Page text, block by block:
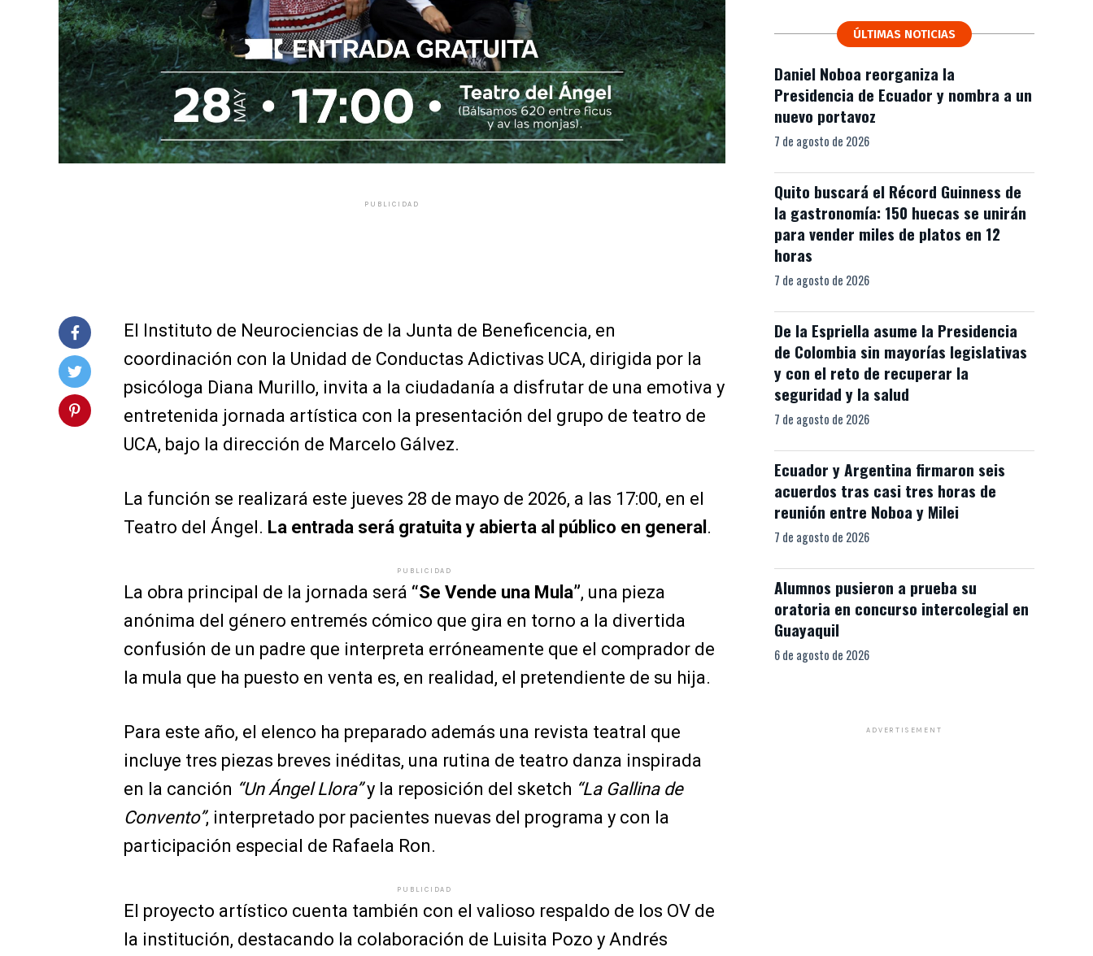
PUBLICIDAD
El Instituto de Neurociencias de la Junta de Beneficencia, en
coordinación con la Unidad de Conductas Adictivas UCA, dirigida por la
psicóloga Diana Murillo, invita a la ciudadanía a disfrutar de una emotiva y
entretenida jornada artística con la presentación del grupo de teatro de
UCA, bajo la dirección de Marcelo Gálvez.
La función se realizará este jueves 28 de mayo de 2026, a las 17:00, en el
Teatro del Ángel. La entrada será gratuita y abierta al público en general .
PUBLICIDAD
La obra principal de la jornada será “Se Vende una Mula”, una pieza
anónima del género entremés cómico que gira en torno a la divertida
confusión de un padre que interpreta erróneamente que el comprador de
la mula que ha puesto en venta es, en realidad, el pretendiente de su hija.
Para este año, el elenco ha preparado además una revista teatral que
incluye tres piezas breves inéditas, una rutina de teatro danza inspirada
en la canción “Un Ángel Llora”y la reposición del sketch “La Gallina de
Convento”, interpretado por pacientes nuevas del programa y con la
participación especial de Rafaela Ron.
PUBLICIDAD
El proyecto artístico cuenta también con el valioso respaldo de los OV de
la institución, destacando la colaboración de Luisita Pozo y Andrés
ÚLTIMAS NOTICIAS
Daniel Noboa reorganiza la
Presidencia de Ecuador y nombra a un
nuevo portavoz
7 de agosto de 2026
Quito buscará el Récord Guinness de
la gastronomía: 150 huecas se unirán
para vender miles de platos en 12
horas
7 de agosto de 2026
De la Espriella asume la Presidencia
de Colombia sin mayorías legislativas
y con el reto de recuperar la
seguridad y la salud
7 de agosto de 2026
Ecuador y Argentina firmaron seis
acuerdos tras casi tres horas de
reunión entre Noboa y Milei
7 de agosto de 2026
Alumnos pusieron a prueba su
oratoria en concurso intercolegial en
Guayaquil
6 de agosto de 2026
ADVERTISEMENT